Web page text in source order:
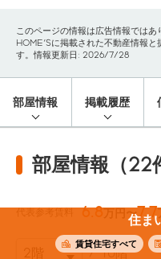
住ま
賃貸住宅すべて
このページの情報は広告情報では
HOME'Sに掲載された不動産情報
す。情報更新日: 2026/7/28
部屋情報 掲載履歴
部屋情報（22
代表参考賃料 6.8 万円〜7.7
10階